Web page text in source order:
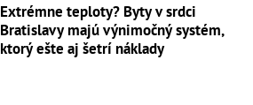
Extrémne teploty? Byty v srdci
Bratislavy majú výnimočný systém,
ktorý ešte aj šetrí náklady